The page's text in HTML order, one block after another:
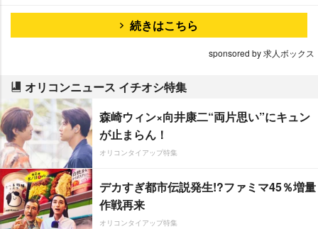
続きはこちら
sponsored by 求人ボックス
オリコンニュース イチオシ特集
森崎ウィン×向井康二“両片思い”にキュン
が止まらん！
オリコンタイアップ特集
デカすぎ都市伝説発生!?ファミマ45％増量
作戦再来
オリコンタイアップ特集